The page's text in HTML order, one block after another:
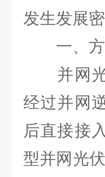
发生发展密
一、方
并网光
经过并网
后直接接
型并网光